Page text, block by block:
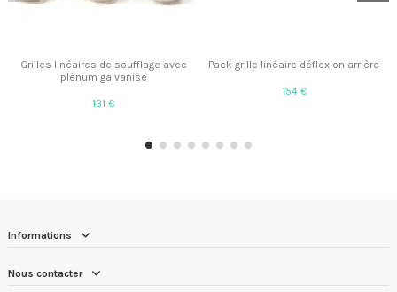
Grilles linéaires de soufflage avec
plénum galvanisé
131 €
Pack grille linéaire déflexion arrière
154 €
Informations
Nous contacter